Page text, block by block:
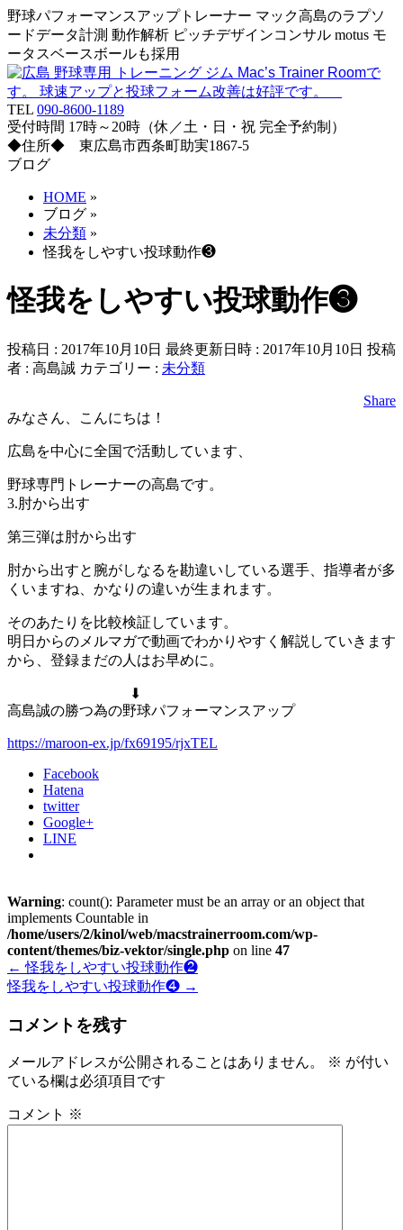
野球パフォーマンスアップトレーナー マック高島のラプソ
ードデータ計測 動作解析 ピッチデザインコンサル motus モ
ータスベースボールも採用
TEL 090-8600-1189
受付時間 17時～20時（休／土・日・祝 完全予約制）
◆住所◆ 東広島市西条町助実1867-5
ブログ
HOME »
ブログ »
未分類 »
怪我をしやすい投球動作❸
怪我をしやすい投球動作❸
投稿日 : 2017年10月10日 最終更新日時 : 2017年10月10日 投稿
者 : 高島誠 カテゴリー : 未分類
Share
みなさん、こんにちは！
広島を中心に全国で活動しています、
野球専門トレーナーの高島です。
3.肘から出す
第三弾は肘から出す
肘から出すと腕がしなるを勘違いしている選手、指導者が多
くいますね、かなりの違いが生まれます。
そのあたりを比較検証しています。
明日からのメルマガで動画でわかりやすく解説していきます
から、登録まだの人はお早めに。
⬇︎
高島誠の勝つ為の野球パフォーマンスアップ
https://maroon-ex.jp/fx69195/rjxTEL
Facebook
Hatena
twitter
Google+
LINE
Warning: count(): Parameter must be an array or an object that
implements Countable in
/home/users/2/kinol/web/macstrainerroom.com/wp-
content/themes/biz-vektor/single.php on line 47
← 怪我をしやすい投球動作❷
怪我をしやすい投球動作❹ →
コメントを残す
メールアドレスが公開されることはありません。 ※ が付い
ている欄は必須項目です
コメント ※